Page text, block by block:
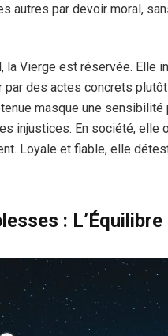
autres par devoir moral,
la Vierge est réservée. Elle
des actes concrets
masque une
injustices. En société, elle
Loyale et fiable, elle
: